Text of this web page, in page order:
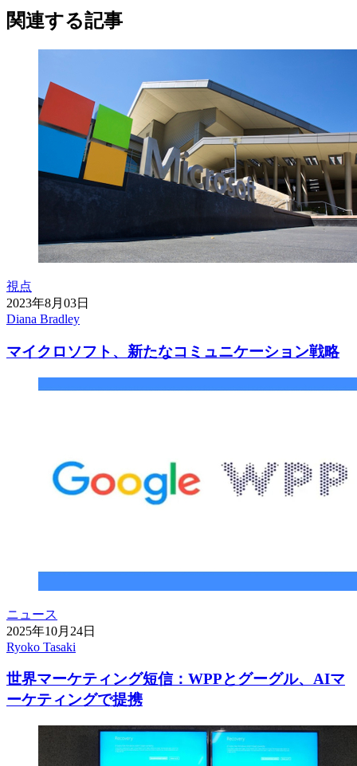
関連する記事
視点
2023年8月03日
Diana Bradley
マイクロソフト、新たなコミュニケーション戦略
ニュース
2025年10月24日
Ryoko Tasaki
世界マーケティング短信：WPPとグーグル、AIマ
ーケティングで提携